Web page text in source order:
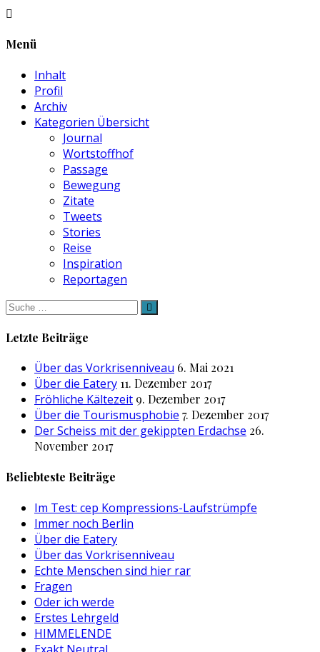
Menü
Inhalt
Profil
Archiv
Kategorien Übersicht
Journal
Wortstoffhof
Passage
Bewegung
Zitate
Tweets
Stories
Reise
Inspiration
Reportagen
Suche
nach:
Letzte Beiträge
Über das Vorkrisenniveau 6. Mai 2021
Über die Eatery 11. Dezember 2017
Fröhliche Kältezeit 9. Dezember 2017
Über die Tourismusphobie 7. Dezember 2017
Der Scheiss mit der gekippten Erdachse 26.
November 2017
Beliebteste Beiträge
Im Test: cep Kompressions-Laufstrümpfe
Immer noch Berlin
Über die Eatery
Über das Vorkrisenniveau
Echte Menschen sind hier rar
Fragen
Oder ich werde
Erstes Lehrgeld
HIMMELENDE
Exakt Neutral